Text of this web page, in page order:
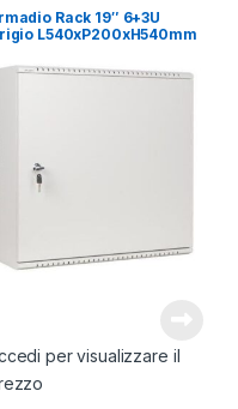
Rack 19″ 6+3U
L540xP200xH540mm
per visualizzare il